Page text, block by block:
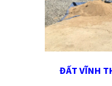
ĐẤT VĨNH